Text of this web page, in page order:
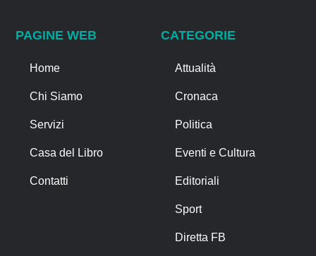
PAGINE WEB
Home
Chi Siamo
Servizi
Casa del Libro
Contatti
CATEGORIE
Attualità
Cronaca
Politica
Eventi e Cultura
Editoriali
Sport
Diretta FB